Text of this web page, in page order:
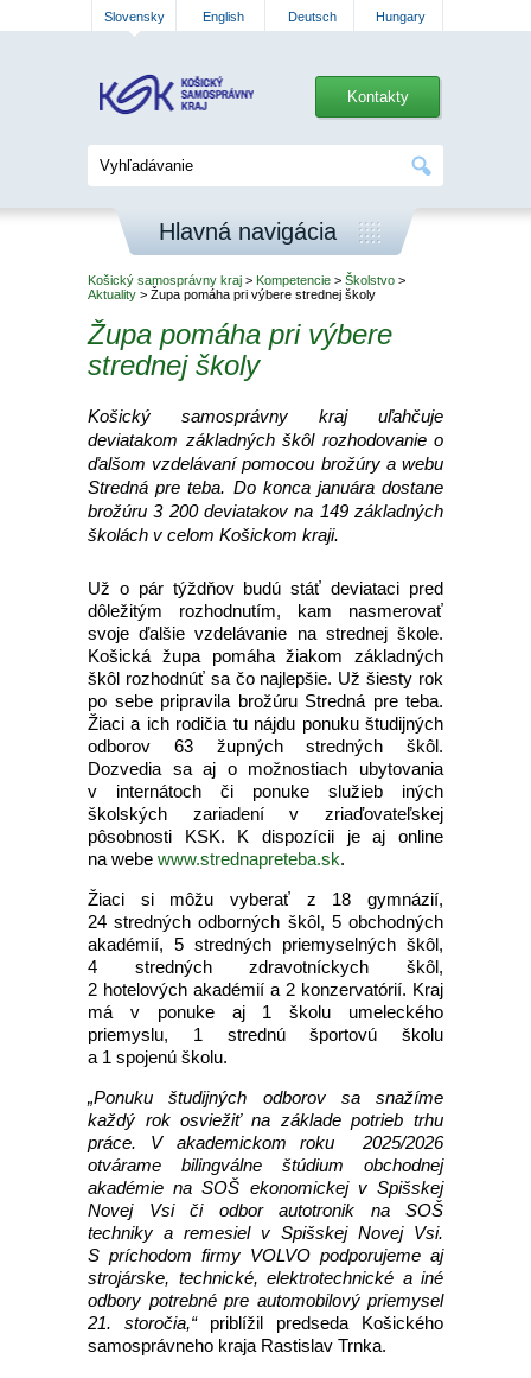
Slovensky English Deutsch Hungary
Kontakty
Hlavná navigácia
Košický samosprávny kraj > Kompetencie > Školstvo >
Aktuality > Župa pomáha pri výbere strednej školy
Župa pomáha pri výbere
strednej školy
Košický samosprávny kraj uľahčuje
deviatakom základných škôl rozhodovanie o
ďalšom vzdelávaní pomocou brožúry a webu
Stredná pre teba. Do konca januára dostane
brožúru 3 200 deviatakov na 149 základných
školách v celom Košickom kraji.
Už o pár týždňov budú stáť deviataci pred
dôležitým rozhodnutím, kam nasmerovať
svoje ďalšie vzdelávanie na strednej škole.
Košická župa pomáha žiakom základných
škôl rozhodnúť sa čo najlepšie. Už šiesty rok
po sebe pripravila brožúru Stredná pre teba.
Žiaci a ich rodičia tu nájdu ponuku študijných
odborov 63 župných stredných škôl.
Dozvedia sa aj o možnostiach ubytovania
v internátoch či ponuke služieb iných
školských zariadení v zriaďovateľskej
pôsobnosti KSK. K dispozícii je aj online
na webe www.strednapreteba.sk.
Žiaci si môžu vyberať z 18 gymnázií,
24 stredných odborných škôl, 5 obchodných
akadémií, 5 stredných priemyselných škôl,
4 stredných zdravotníckych škôl,
2 hotelových akadémií a 2 konzervatórií. Kraj
má v ponuke aj 1 školu umeleckého
priemyslu, 1 strednú športovú školu
a 1 spojenú školu.
„Ponuku študijných odborov sa snažíme
každý rok osviežiť na základe potrieb trhu
práce. V akademickom roku 2025/2026
otvárame bilingválne štúdium obchodnej
akadémie na SOŠ ekonomickej v Spišskej
Novej Vsi či odbor autotronik na SOŠ
techniky a remesiel v Spišskej Novej Vsi.
S príchodom firmy VOLVO podporujeme aj
strojárske, technické, elektrotechnické a iné
odbory potrebné pre automobilový priemysel
21. storočia,“priblížil predseda Košického
samosprávneho kraja Rastislav Trnka.